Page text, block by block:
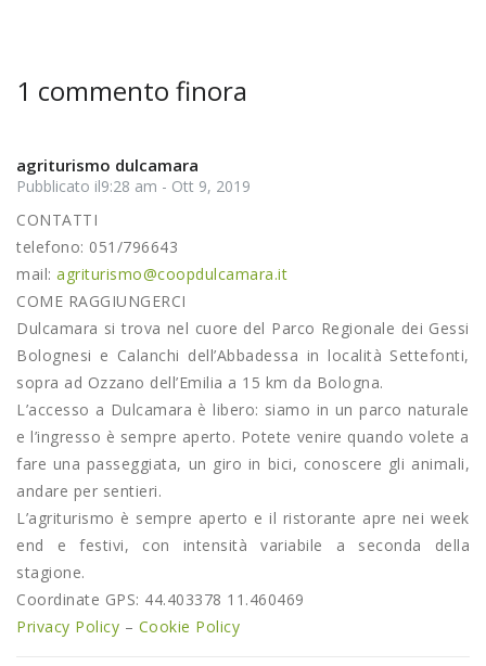
euro. Entrambi i menù sono 100% vegetali. I menù potrebbero subire alcune lievi
modifiche. Per prenotazioni e informazioni vi chiediamo di chiamaci allo 051796643
LUGLIO/AGOSTO 2025 – Serate delle stelle a
Dulcamara
Luglio 22, 2025
Eventi / Eventi / News / News
1 commento finora
agriturismo dulcamara
Pubblicato il9:28 am - Ott 9, 2019
CONTATTI
telefono: 051/796643
mail: agriturismo@coopdulcamara.it
COME RAGGIUNGERCI
Dulcamara si trova nel cuore del Parco Regionale dei Gessi
Bolognesi e Calanchi dell’Abbadessa in località Settefonti,
sopra ad Ozzano dell’Emilia a 15 km da Bologna.
L’accesso a Dulcamara è libero: siamo in un parco naturale
e l’ingresso è sempre aperto. Potete venire quando volete a
fare una passeggiata, un giro in bici, conoscere gli animali,
andare per sentieri.
L’agriturismo è sempre aperto e il ristorante apre nei week
end e festivi, con intensità variabile a seconda della
stagione.
Coordinate GPS: 44.403378 11.460469
Privacy Policy – Cookie Policy